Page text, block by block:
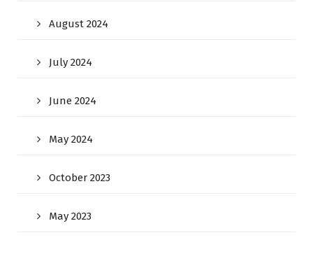
August 2024
July 2024
June 2024
May 2024
October 2023
May 2023